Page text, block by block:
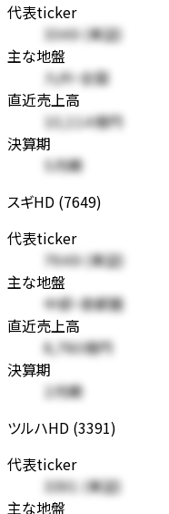
代表ticker
3349 (東証)
主な地盤
九州・全国
直近売上高
10,114億円
決算期
5月期
スギHD (7649)
代表ticker
7649 (東証)
主な地盤
中部・首都圏
直近売上高
8,780億円
決算期
2月期
ツルハHD (3391)
代表ticker
3391 (東証)
主な地盤